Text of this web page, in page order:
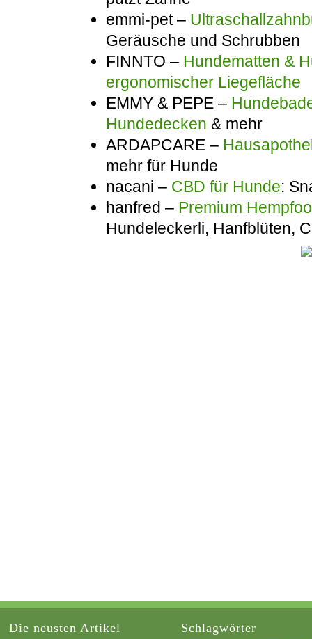
emmi-pet –
Geräusche und Schrubben
FINNTO – Hundematten &
ergonomischer Liegefläche
EMMY & PEPE –
Hundedecken & mehr
ARDAPCARE –
mehr für Hunde
nacani – CBD für Hunde:
hanfred – Premium
Hundeleckerli, Hanfblüten,
Die neusten Artikel Schlagwörter